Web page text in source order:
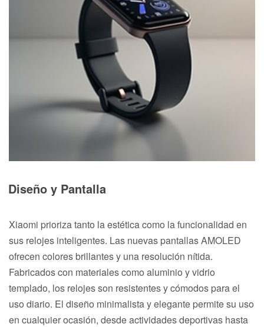
Diseño y Pantalla
Xiaomi prioriza tanto la estética como la funcionalidad en
sus relojes inteligentes. Las nuevas pantallas AMOLED
ofrecen colores brillantes y una resolución nítida.
Fabricados con materiales como aluminio y vidrio
templado, los relojes son resistentes y cómodos para el
uso diario. El diseño minimalista y elegante permite su uso
en cualquier ocasión, desde actividades deportivas hasta